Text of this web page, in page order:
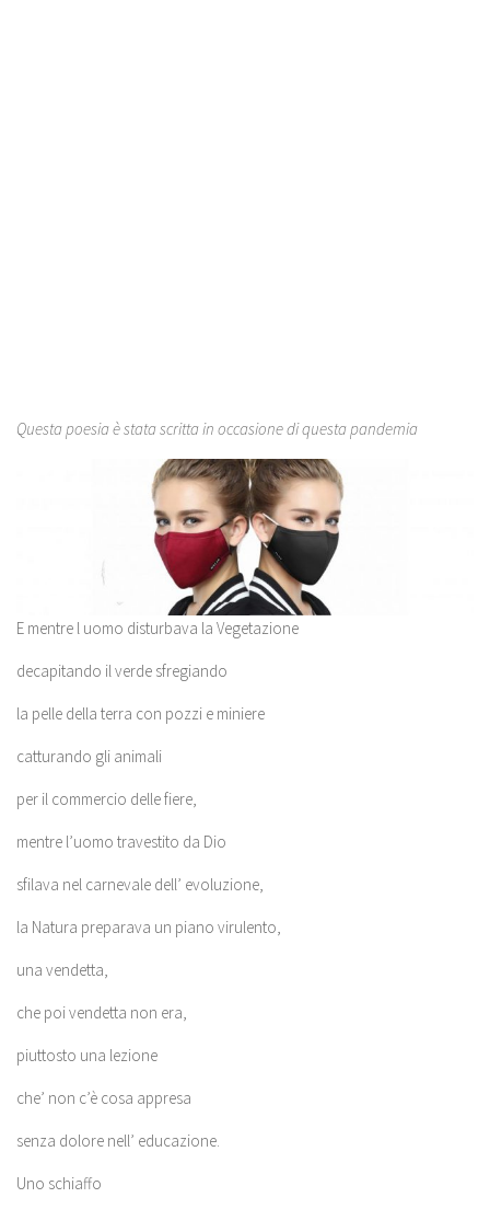
Questa poesia è stata scritta in occasione di questa pandemia
E mentre l uomo disturbava la Vegetazione
decapitando il verde sfregiando
la pelle della terra con pozzi e miniere
catturando gli animali
per il commercio delle fiere,
mentre l’uomo travestito da Dio
sfilava nel carnevale dell’ evoluzione,
la Natura preparava un piano virulento,
una vendetta,
che poi vendetta non era,
piuttosto una lezione
che’ non c’è cosa appresa
senza dolore nell’ educazione.
Uno schiaffo